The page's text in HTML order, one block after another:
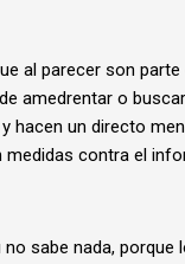
al parecer son parte
amedrentar o
hacen un directo
contra el
sabe nada, porque